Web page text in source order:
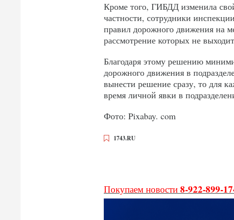
Кроме того, ГИБДД изменила
частности, сотрудники
правил дорожного движения на
рассмотрение которых не
Благодаря этому решению
дорожного движения в
вынести решение сразу, то для
время личной явки в
Фото: Pixabay. com
1743.RU
Покупаем новости 8-922-899-